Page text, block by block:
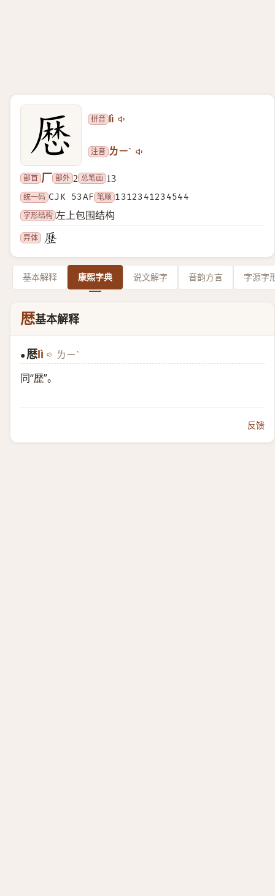
拼音 lì
注音 ㄌㄧˋ
部首 厂 部外 2 总笔画 13
统一码 CJK 53AF 笔顺 1312341234544
字形结构 左上包围结构
异体
基本解释 康熙字典 说文解字 音韵方言 字源字
厯基本解释
●厯 lì ㄌㄧˋ
同“歴”。
反馈